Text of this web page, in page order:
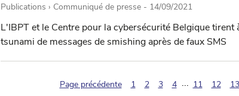
Publications › Communiqué de presse - 14/09/2021
L'IBPT et le Centre pour la cybersécurité Belgique tirent
tsunami de messages de smishing après de faux SMS
Page précédente 1 2 3 4 ... 11 12 13